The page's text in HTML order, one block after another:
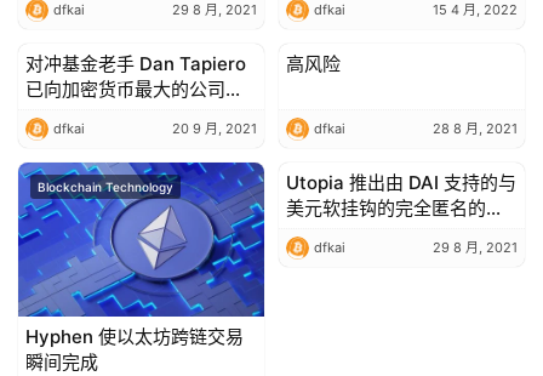
dfkai 29 8 月, 2021 dfkai 15 4 月, 2022
Blockchain Technology
对冲基金老手 Dan Tapiero
已向加密货币最大的公司投
资了超过 6.5 亿美元
dfkai 20 9 月, 2021
Blockchain Technology
高风险
dfkai 28 8 月, 2021
Blockchain Technology
Hyphen 使以太坊跨链交易
瞬间完成
Blockchain Technology
Utopia 推出由 DAI 支持的与
美元软挂钩的完全匿名的稳
定币
dfkai 29 8 月, 2021